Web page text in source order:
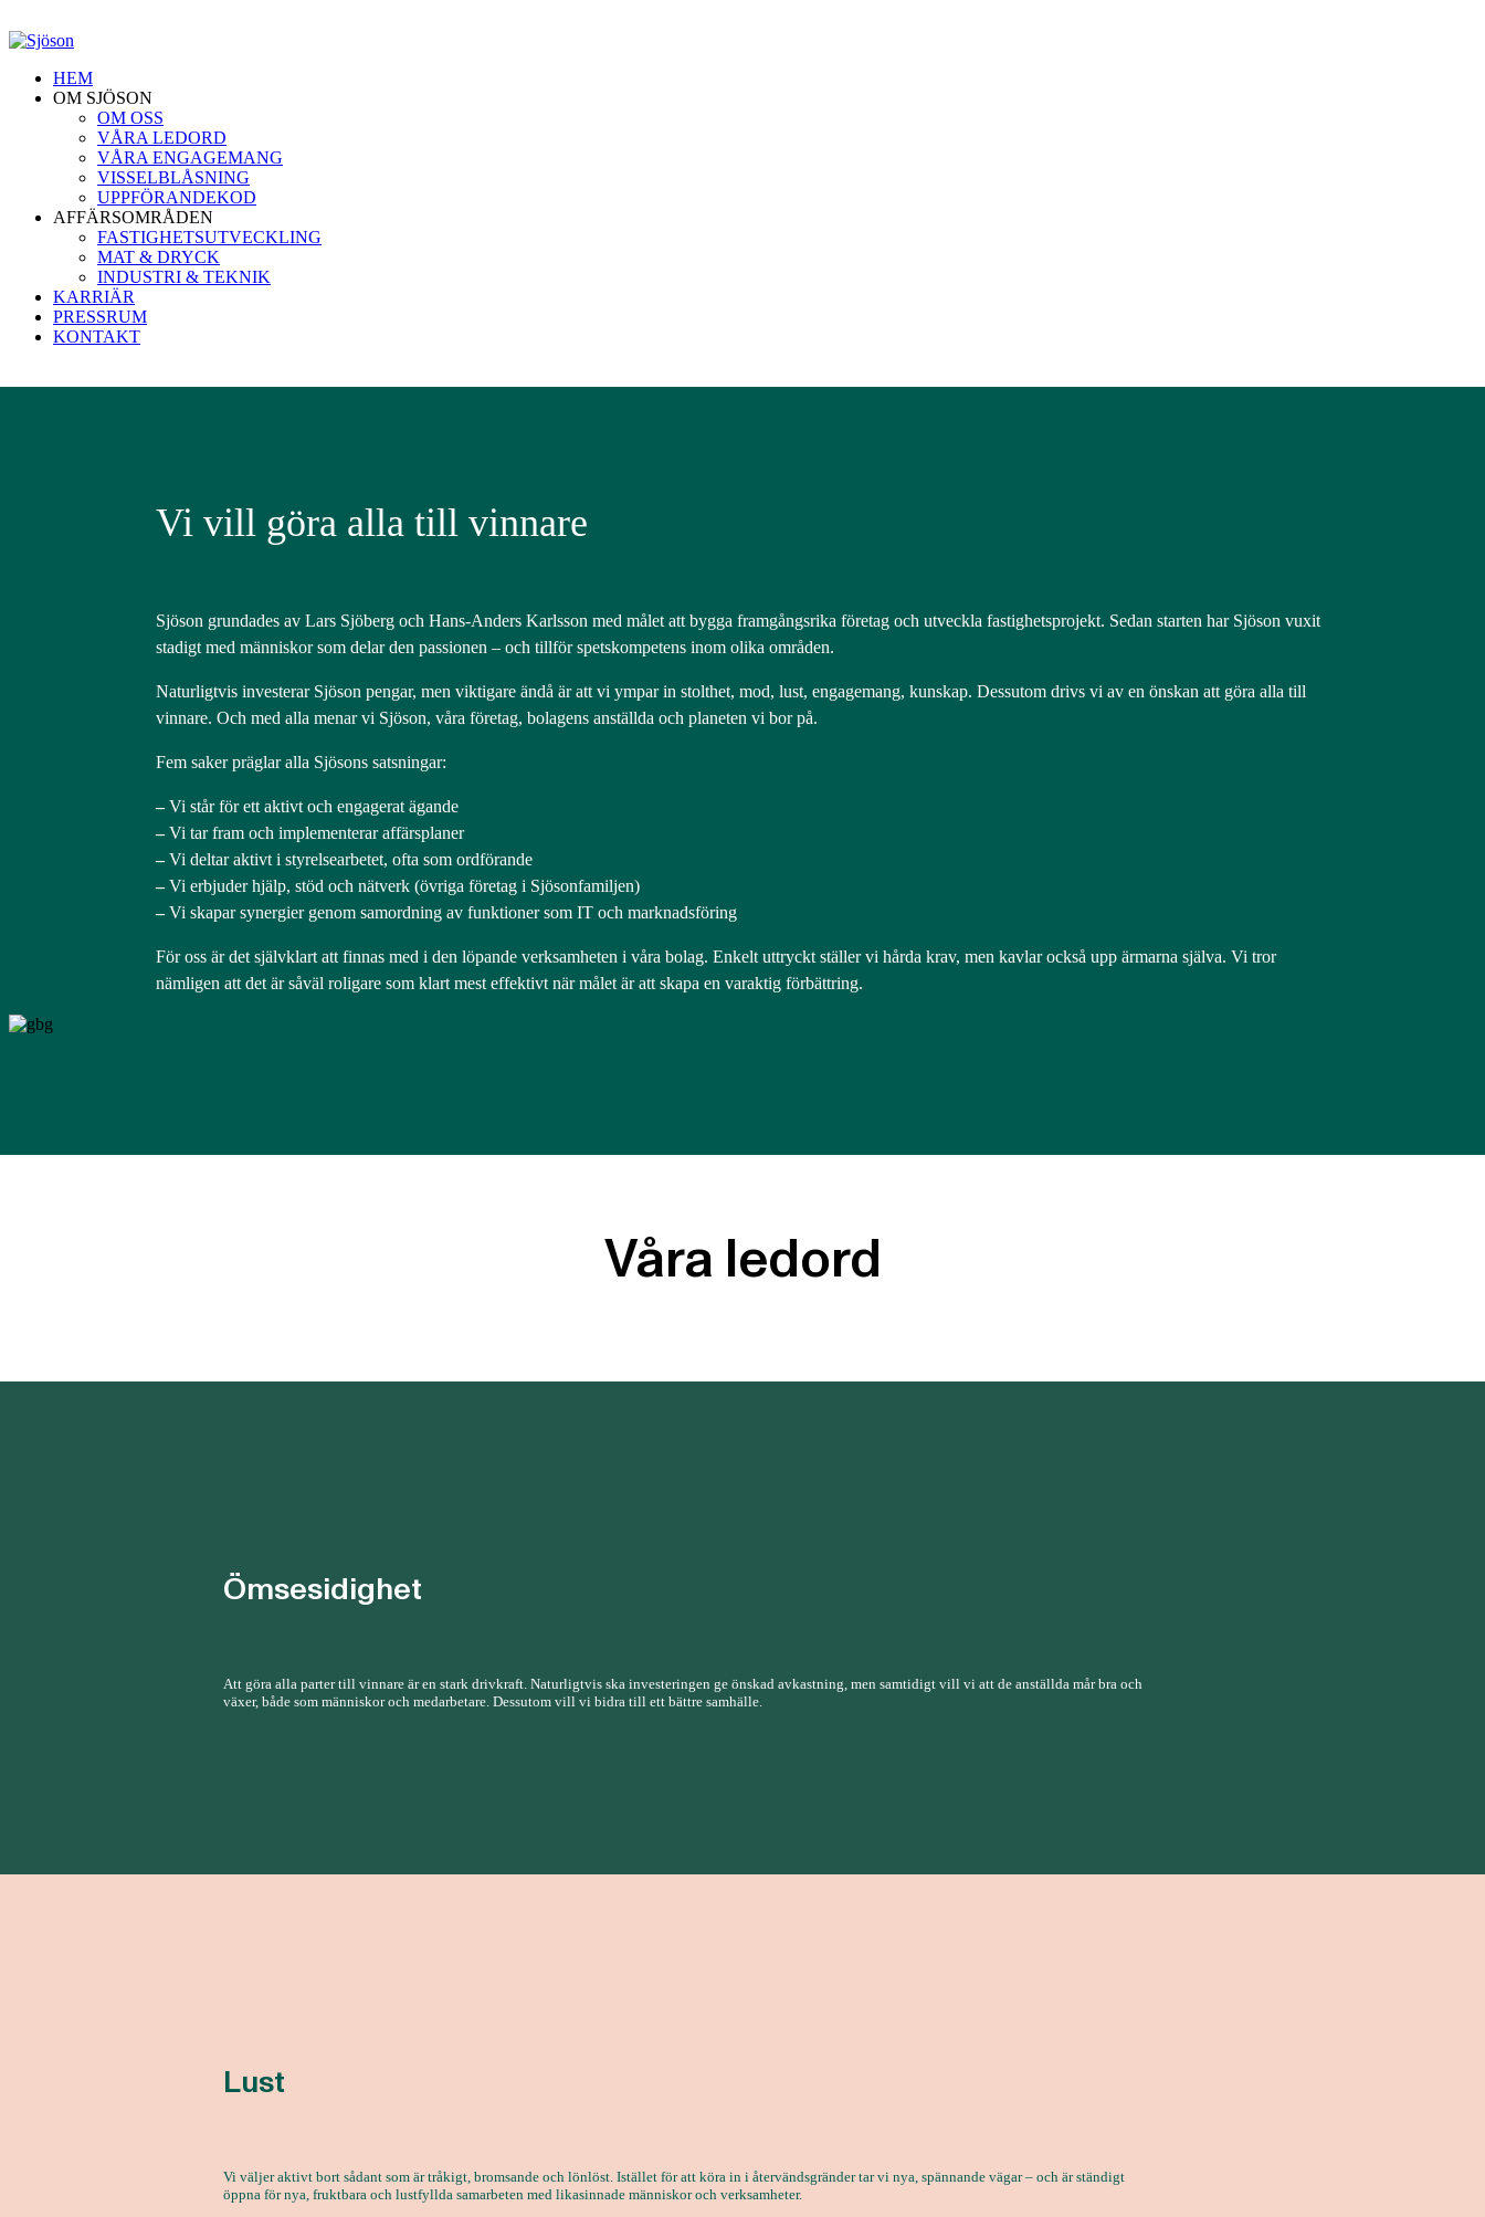
HEM
OM SJÖSON
OM OSS
VÅRA LEDORD
VÅRA ENGAGEMANG
VISSELBLÅSNING
UPPFÖRANDEKOD
AFFÄRSOMRÅDEN
FASTIGHETSUTVECKLING
MAT & DRYCK
INDUSTRI & TEKNIK
KARRIÄR
PRESSRUM
KONTAKT
Vi vill göra alla till vinnare
Sjöson grundades av Lars Sjöberg och Hans-Anders Karlsson med målet att bygga framgångsrika företag och utveckla fastighetsprojekt. Sedan starten har Sjöson vuxit
stadigt med människor som delar den passionen – och tillför spetskompetens inom olika områden.
Naturligtvis investerar Sjöson pengar, men viktigare ändå är att vi ympar in stolthet, mod, lust, engagemang, kunskap. Dessutom drivs vi av en önskan att göra alla till
vinnare. Och med alla menar vi Sjöson, våra företag, bolagens anställda och planeten vi bor på.
Fem saker präglar alla Sjösons satsningar:
–Vi står för ett aktivt och engagerat ägande
–Vi tar fram och implementerar affärsplaner
–Vi deltar aktivt i styrelsearbetet, ofta som ordförande
–Vi erbjuder hjälp, stöd och nätverk (övriga företag i Sjösonfamiljen)
–Vi skapar synergier genom samordning av funktioner som IT och marknadsföring
För oss är det självklart att finnas med i den löpande verksamheten i våra bolag. Enkelt uttryckt ställer vi hårda krav, men kavlar också upp ärmarna själva. Vi tror
nämligen att det är såväl roligare som klart mest effektivt när målet är att skapa en varaktig förbättring.
Våra ledord
Ömsesidighet
Att göra alla parter till vinnare är en stark drivkraft. Naturligtvis ska investeringen ge önskad avkastning, men samtidigt vill vi att de anställda mår bra och
växer, både som människor och medarbetare. Dessutom vill vi bidra till ett bättre samhälle.
Lust
Vi väljer aktivt bort sådant som är tråkigt, bromsande och lönlöst. Istället för att köra in i återvändsgränder tar vi nya, spännande vägar – och är ständigt
öppna för nya, fruktbara och lustfyllda samarbeten med likasinnade människor och verksamheter.